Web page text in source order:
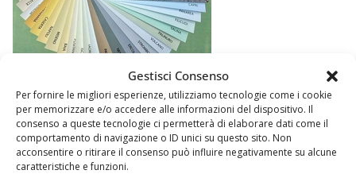
Gestisci Consenso
Per fornire le migliori esperienze, utilizziamo tecnologie come i cookie
per memorizzare e/o accedere alle informazioni del dispositivo. Il
consenso a queste tecnologie ci permetterà di elaborare dati come il
comportamento di navigazione o ID unici su questo sito. Non
acconsentire o ritirare il consenso può influire negativamente su alcune
caratteristiche e funzioni.